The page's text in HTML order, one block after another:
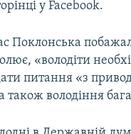
у Facebook.
Поклонська
«володіти
питання «з
також володіння